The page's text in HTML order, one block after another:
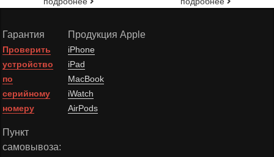
Гарантия
Проверить
устройство
по
серийному
номеру
Пункт
самовывоза:
Продукция Apple
iPhone
iPad
MacBook
iWatch
AirPods